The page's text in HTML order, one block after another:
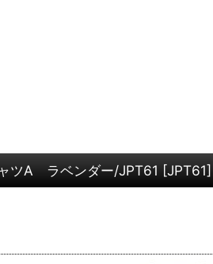
ツA ラベンダー/JPT61 [JPT61]